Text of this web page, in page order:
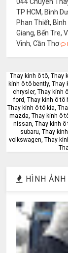
TP HCM, Bình
Phan Thiết,
Giang, Bến Tre,
Vinh, Cần Thơ
Thay kính ô tô, Thay
kính ô tô bently,
chrysler, Thay kính
ford, Thay kính ô tô
Thay kính ô tô kia,
mazda, Thay kính ô
nissan, Thay kính
subaru, Thay
volkswagen, Thay
HÌNH ẢNH